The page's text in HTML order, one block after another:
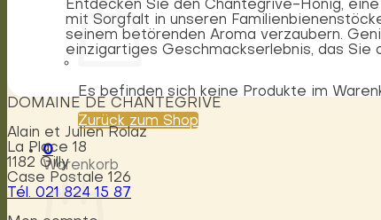
Es befinden sich keine Produkte im
Zurück zum Shop
0
Warenkorb
Entdecken Sie den Chantegrive-Honig,
mit Sorgfalt in unseren
seinem betörenden Aroma verzaubern.
einzigartiges Geschmackserlebnis, das Sie
DOMAINE DE CHANTEGRIVE
Alain et Julien Rolaz
La Place 18
1182 Gilly
Case Postale 126
Tél. 021 824 15 87